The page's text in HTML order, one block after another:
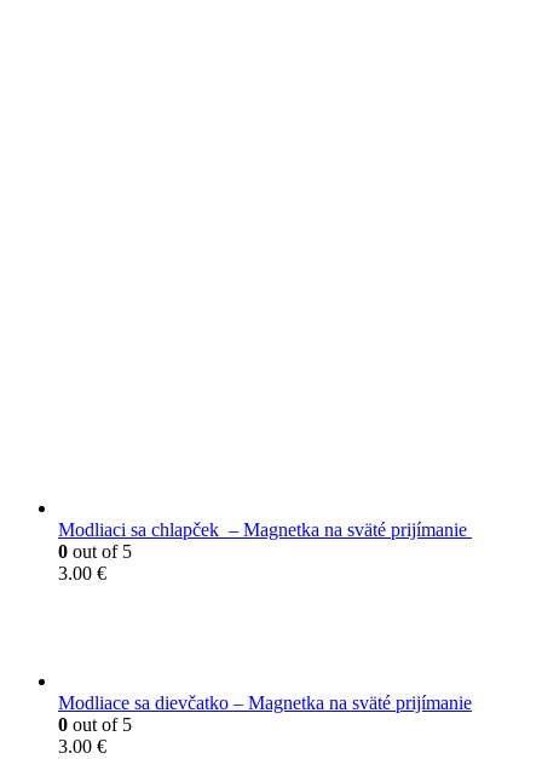
Modliaci sa chlapček – Magnetka na sväté prijímanie
0 out of 5
3.00 €
Modliace sa dievčatko – Magnetka na sväté prijímanie
0 out of 5
3.00 €